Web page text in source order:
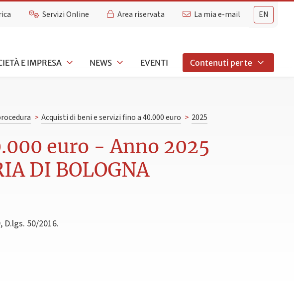
EN
Servizi Online Area riservata La mia e-mail
E IMPRESA NEWS EVENTI Contenuti per te
> Acquisti di beni e servizi fino a 40.000 euro > 2025
euro - Anno 2025
DI BOLOGNA
50/2016.